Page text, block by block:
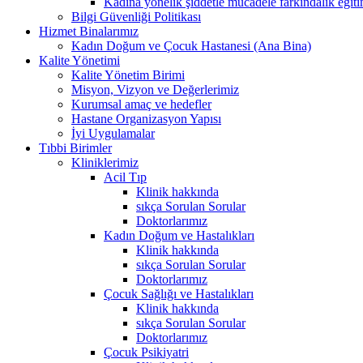
Bilgi Güvenliği Politikası
Hizmet Binalarımız
Kadın Doğum ve Çocuk Hastanesi (Ana Bina)
Kalite Yönetimi
Kalite Yönetim Birimi
Misyon, Vizyon ve Değerlerimiz
Kurumsal amaç ve hedefler
Hastane Organizasyon Yapısı
İyi Uygulamalar
Tıbbi Birimler
Kliniklerimiz
Acil Tıp
Klinik hakkında
sıkça Sorulan Sorular
Doktorlarımız
Kadın Doğum ve Hastalıkları
Klinik hakkında
sıkça Sorulan Sorular
Doktorlarımız
Çocuk Sağlığı ve Hastalıkları
Klinik hakkında
sıkça Sorulan Sorular
Doktorlarımız
Çocuk Psikiyatri